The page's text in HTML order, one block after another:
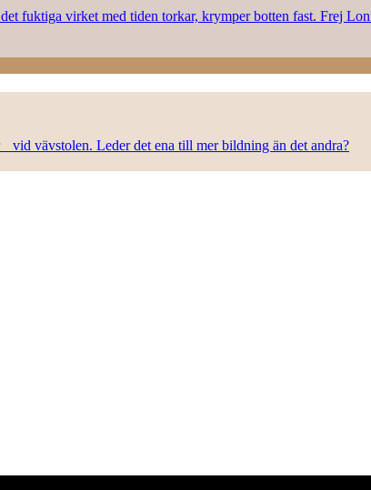
fuktiga virket med tiden torkar, krymper botten fast. Frej
vävstolen. Leder det ena till mer bildning än det andra?